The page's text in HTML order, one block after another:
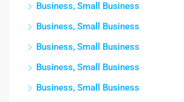
Business, Small Business
Business, Small Business
Business, Small Business
Business, Small Business
Business, Small Business